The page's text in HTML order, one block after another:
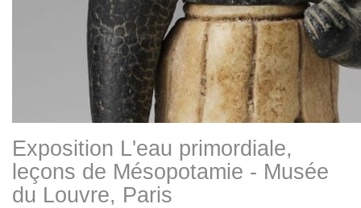
Exposition L'eau primordiale,
leçons de Mésopotamie - Musée
du Louvre, Paris